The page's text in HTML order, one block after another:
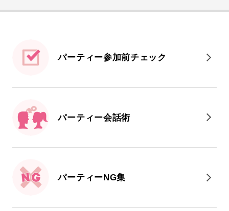
パーティー参加前チェック
パーティー会話術
パーティーNG集